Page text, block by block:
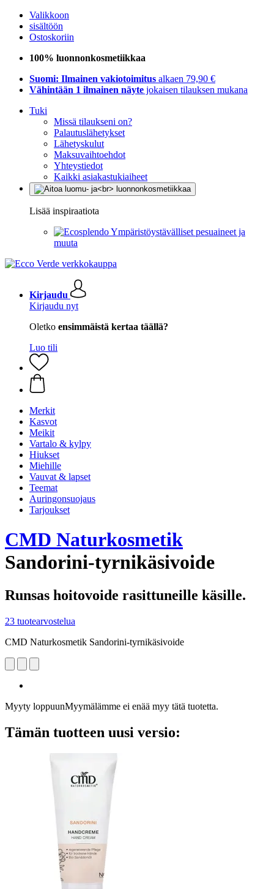
Valikkoon
sisältöön
Ostoskoriin
100% luonnonkosmetiikkaa
Suomi: Ilmainen vakiotoimitus alkaen 79,90 €
Vähintään 1 ilmainen näyte jokaisen tilauksen mukana
Tuki
Missä tilaukseni on?
Palautuslähetykset
Lähetyskulut
Maksuvaihtoehdot
Yhteystiedot
Kaikki asiakastukiaiheet
Lisää inspiraatiota
Ympäristöystävälliset pesuaineet ja
muuta
Kirjaudu
Kirjaudu nyt
Oletko ensimmäistä kertaa täällä?
Luo tili
Merkit
Kasvot
Meikit
Vartalo & kylpy
Hiukset
Miehille
Vauvat & lapset
Teemat
Auringonsuojaus
Tarjoukset
CMD Naturkosmetik
Sandorini-tyrnikäsivoide
Runsas hoitovoide rasittuneille käsille.
23 tuotearvostelua
CMD Naturkosmetik Sandorini-tyrnikäsivoide
Myyty loppuunMyymälämme ei enää myy tätä tuotetta.
Tämän tuotteen uusi versio: